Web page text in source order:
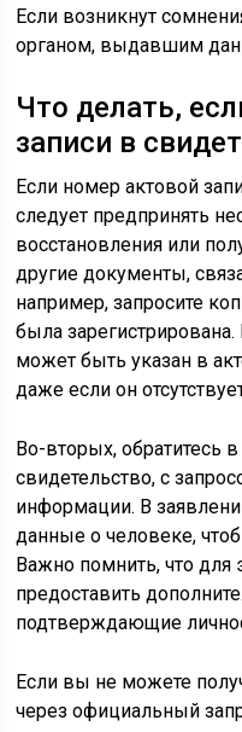
Если возникнут
органом, выдавшим
Что делать,
записи в
Если номер актовой
следует предпринять
восстановления или
другие документы,
например, запросите
была
может быть указан в
даже если он
Во-вторых, обратитесь
свидетельство, с
информации. В
данные о человеке,
Важно помнить, что для
предоставить
подтверждающие
Если вы не можете
через официальный